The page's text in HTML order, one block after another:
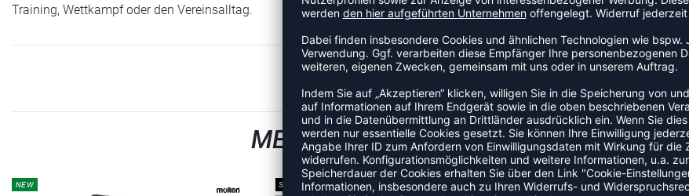
Training, Wettkampf oder den Vereinsalltag.
ZULETZT ANGESEHEN
MEHR AUS DER KATEGORIE
NEW
SALE
SALE